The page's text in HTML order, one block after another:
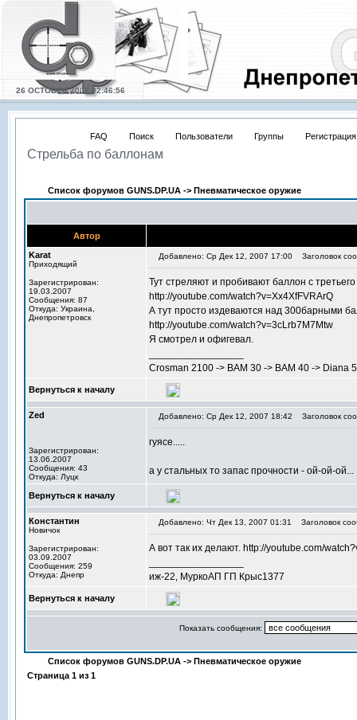
26 OCTOBER 2007 02:46:56
FAQ Поиск Пользователи Группы Регистрация
Стрельба по баллонам
Список форумов GUNS.DP.UA -> Пневматическое оружие
Автор
Karat
Приходящий
Зарегистрирован:
19.03.2007
Сообщения: 87
Откуда: Украина,
Днепропетровск
Добавлено: Ср Дек 12, 2007 17:00 Заголовок
Тут стреляют и пробивают баллон с
http://youtube.com/watch?v=Xx4XfFVRArQ
А тут просто издеваются над 300барными
http://youtube.com/watch?v=3cLrb7M7Mtw
Я смотрел и офигевал.
Crosman 2100 -> BAM 30 -> BAM 40 -> Diana
Вернуться к началу
Zed
Зарегистрирован:
13.06.2007
Сообщения: 43
Откуда: Луцк
Добавлено: Ср Дек 12, 2007 18:42 Заголовок
гуясе.....
а у стальных то запас прочности - ой-ой-ой...
Вернуться к началу
Константин
Новичок
Зарегистрирован:
03.09.2007
Сообщения: 259
Откуда: Днепр
Добавлено: Чт Дек 13, 2007 01:31 Заголовок
А вот так их делают. http://youtube.com/
иж-22, МуркоАП ГП Крыс1377
Вернуться к началу
Показать сообщения:
Список форумов GUNS.DP.UA -> Пневматическое оружие
Страница 1 из 1